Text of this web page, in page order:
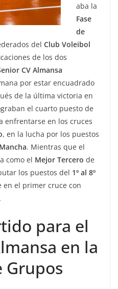
aba la
Fase
de
del Club Voleibol
de los dos
CV Almansa
por estar encuadrado
de la última victoria en
el cuarto puesto de
enfrentarse en los cruces
, en la lucha por los puestos
. Mientras que el
como el Mejor Tercero de
los puestos del 1º al 8º
el primer cruce con
.
para el
en la
Grupos